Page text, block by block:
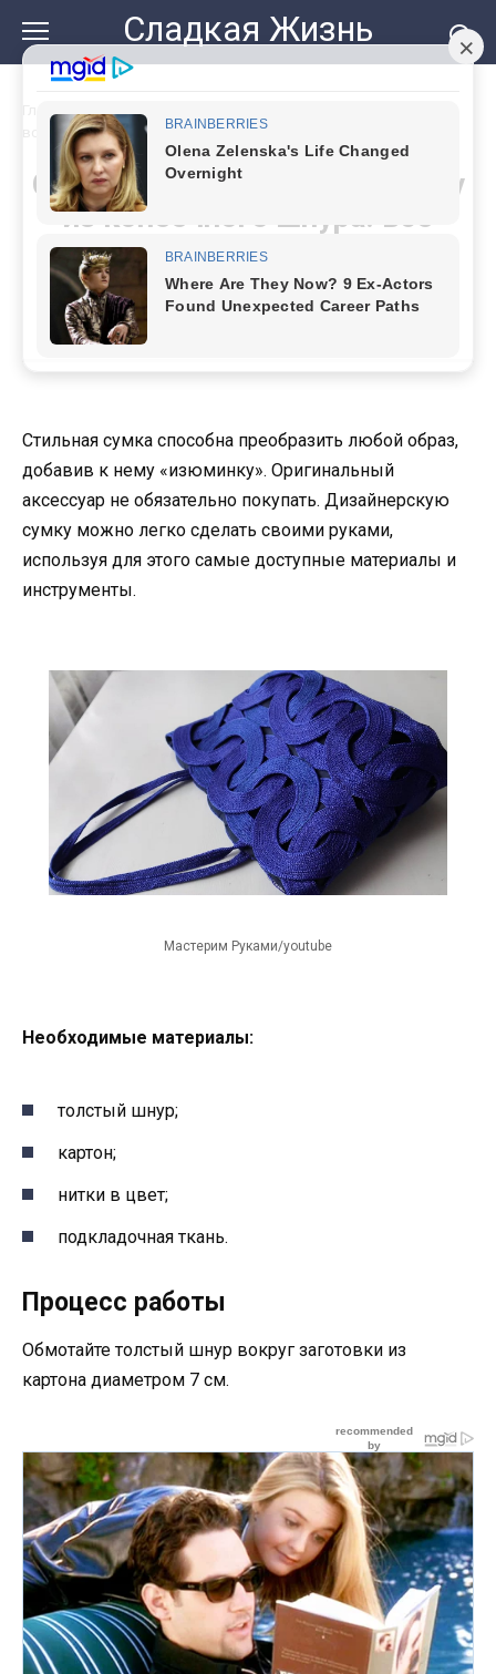
контенту
Сладкая Жизнь
все подруги спрашивают, где я такую купила
Сделала дизайнерскую сумку
из копеечного шнура: все
подруги спрашивают, где я
такую купила
Стильная сумка способна преобразить любой образ,
добавив к нему «изюминку». Оригинальный
аксессуар не обязательно покупать. Дизайнерскую
сумку можно легко сделать своими руками,
используя для этого самые доступные материалы и
инструменты.
Мастерим Руками/youtube
Необходимые материалы:
толстый шнур;
картон;
нитки в цвет;
подкладочная ткань.
Процесс работы
Обмотайте толстый шнур вокруг заготовки из
картона диаметром 7 см.